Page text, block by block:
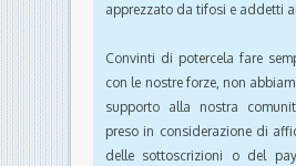
apprezzato da tifosi e addetti
Convinti di potercela fare
con le nostre forze, non
supporto alla nostra
preso in considerazione di
delle sottoscrizioni o del